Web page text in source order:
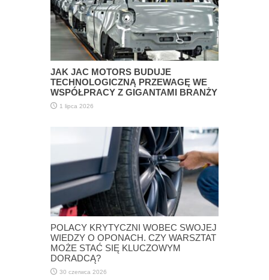
JAK JAC MOTORS BUDUJE
TECHNOLOGICZNĄ PRZEWAGĘ WE
WSPÓŁPRACY Z GIGANTAMI BRANŻY
1 lipca 2026
POLACY KRYTYCZNI WOBEC SWOJEJ
WIEDZY O OPONACH. CZY WARSZTAT
MOŻE STAĆ SIĘ KLUCZOWYM
DORADCĄ?
30 czerwca 2026